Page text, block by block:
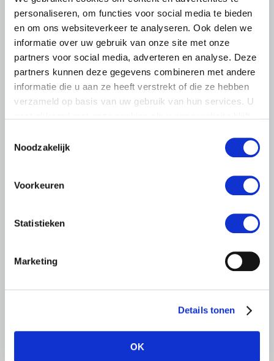
personaliseren, om functies voor social media te bieden
en om ons websiteverkeer te analyseren. Ook delen we
informatie over uw gebruik van onze site met onze
partners voor social media, adverteren en analyse. Deze
partners kunnen deze gegevens combineren met andere
informatie die u aan ze heeft verstrekt of die ze hebben
verzameld op basis van uw gebruik van hun services. U
Noodzakelijk
Voorkeuren
Statistieken
Marketing
Details tonen
OK
Zijne Majesteit de Koning heeft op vrijdagmiddag 3 juli een
Akkerbouw in Abbenbroek. Het werkbezoek stond in het